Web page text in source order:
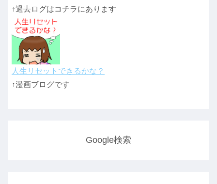
↑過去ログはコチラにあります
人生リセットできるかな？
↑漫画ブログです
Google検索